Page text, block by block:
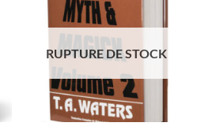
wishlist
RUPTURE DE STOCK